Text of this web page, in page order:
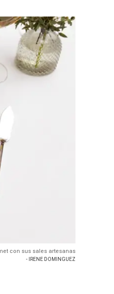
con sus sales artesanas
- IRENE DOMINGUEZ